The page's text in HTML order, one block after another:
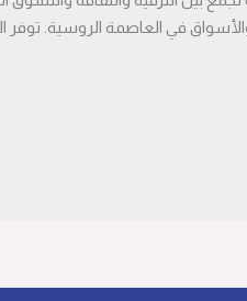
في العاصمة الروسية. توفر